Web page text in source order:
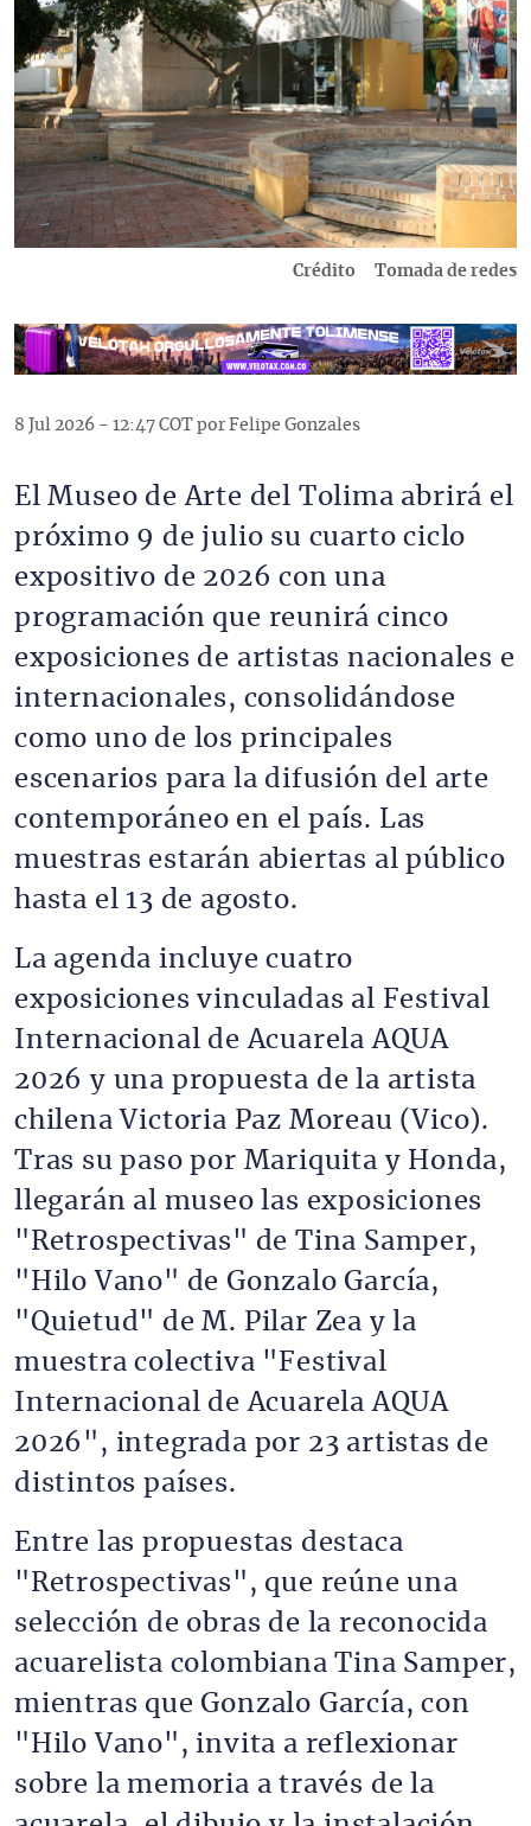
Crédito Tomada de redes
8 Jul 2026 - 12:47 COT por Felipe Gonzales
El Museo de Arte del Tolima abrirá el
próximo 9 de julio su cuarto ciclo
expositivo de 2026 con una
programación que reunirá cinco
exposiciones de artistas nacionales e
internacionales, consolidándose
como uno de los principales
escenarios para la difusión del arte
contemporáneo en el país. Las
muestras estarán abiertas al público
hasta el 13 de agosto.
La agenda incluye cuatro
exposiciones vinculadas al Festival
Internacional de Acuarela AQUA
2026 y una propuesta de la artista
chilena Victoria Paz Moreau (Vico).
Tras su paso por Mariquita y Honda,
llegarán al museo las exposiciones
"Retrospectivas" de Tina Samper,
"Hilo Vano" de Gonzalo García,
"Quietud" de M. Pilar Zea y la
muestra colectiva "Festival
Internacional de Acuarela AQUA
2026", integrada por 23 artistas de
distintos países.
Entre las propuestas destaca
"Retrospectivas", que reúne una
selección de obras de la reconocida
acuarelista colombiana Tina Samper,
mientras que Gonzalo García, con
"Hilo Vano", invita a reflexionar
sobre la memoria a través de la